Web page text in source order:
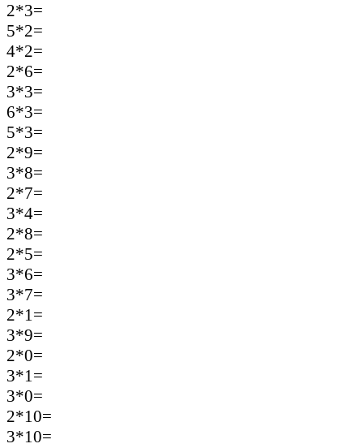
2*3=
5*2=
4*2=
2*6=
3*3=
6*3=
5*3=
2*9=
3*8=
2*7=
3*4=
2*8=
2*5=
3*6=
3*7=
2*1=
3*9=
2*0=
3*1=
3*0=
2*10=
3*10=